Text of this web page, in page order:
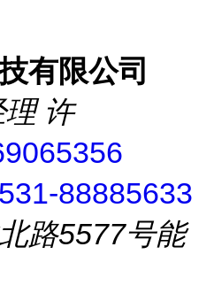
有限公司
许
88885633
路5577号能